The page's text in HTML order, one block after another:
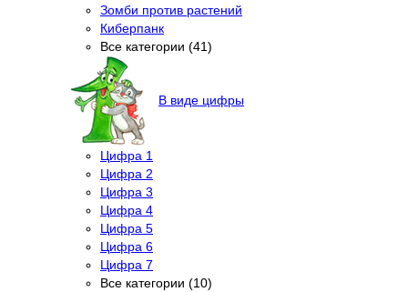
Зомби против растений
Киберпанк
Все категории (41)
В виде цифры
Цифра 1
Цифра 2
Цифра 3
Цифра 4
Цифра 5
Цифра 6
Цифра 7
Все категории (10)